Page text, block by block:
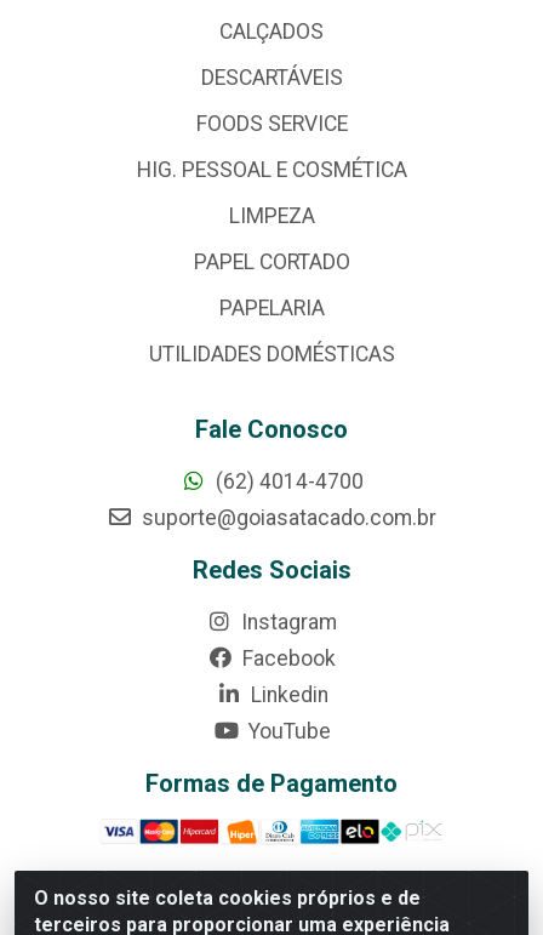
O nosso site coleta cookies próprios e de
terceiros para proporcionar uma experiência
CALÇADOS
DESCARTÁVEIS
FOODS SERVICE
HIG. PESSOAL E COSMÉTICA
LIMPEZA
PAPEL CORTADO
PAPELARIA
UTILIDADES DOMÉSTICAS
Fale Conosco
(62) 4014-4700
suporte@goiasatacado.com.br
Redes Sociais
Instagram
Facebook
Linkedin
YouTube
Formas de Pagamento
Rede Brasil - Avenida Universitária, nº 3860, Jardim das